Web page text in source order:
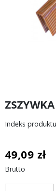
Indeks
49,09 zł
Brutto